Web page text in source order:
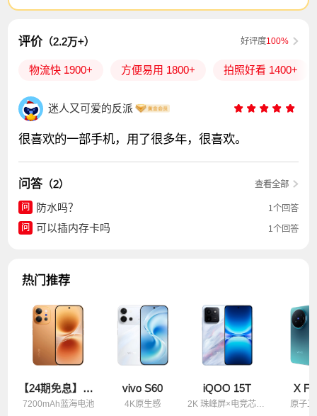
评价 （2.2万+） 好评度100%
物流快 1900+ 方便易用 1800+ 拍照好看 1400+
迷人又可爱的反派
很喜欢的一部手机，用了很多年，很喜欢。
问答 （2） 查看全部
问 防水吗？
1个回答
问
可以插内存卡吗 1个回答
热门推荐
【24期免息】vivo X300 E
7200mAh蓝海电池
vivo S60
4K原生感
iQOO 15T
2K 珠峰屏×电竞芯片Q3
X
原子